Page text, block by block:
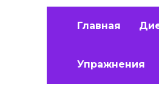
Главная
Упражнения